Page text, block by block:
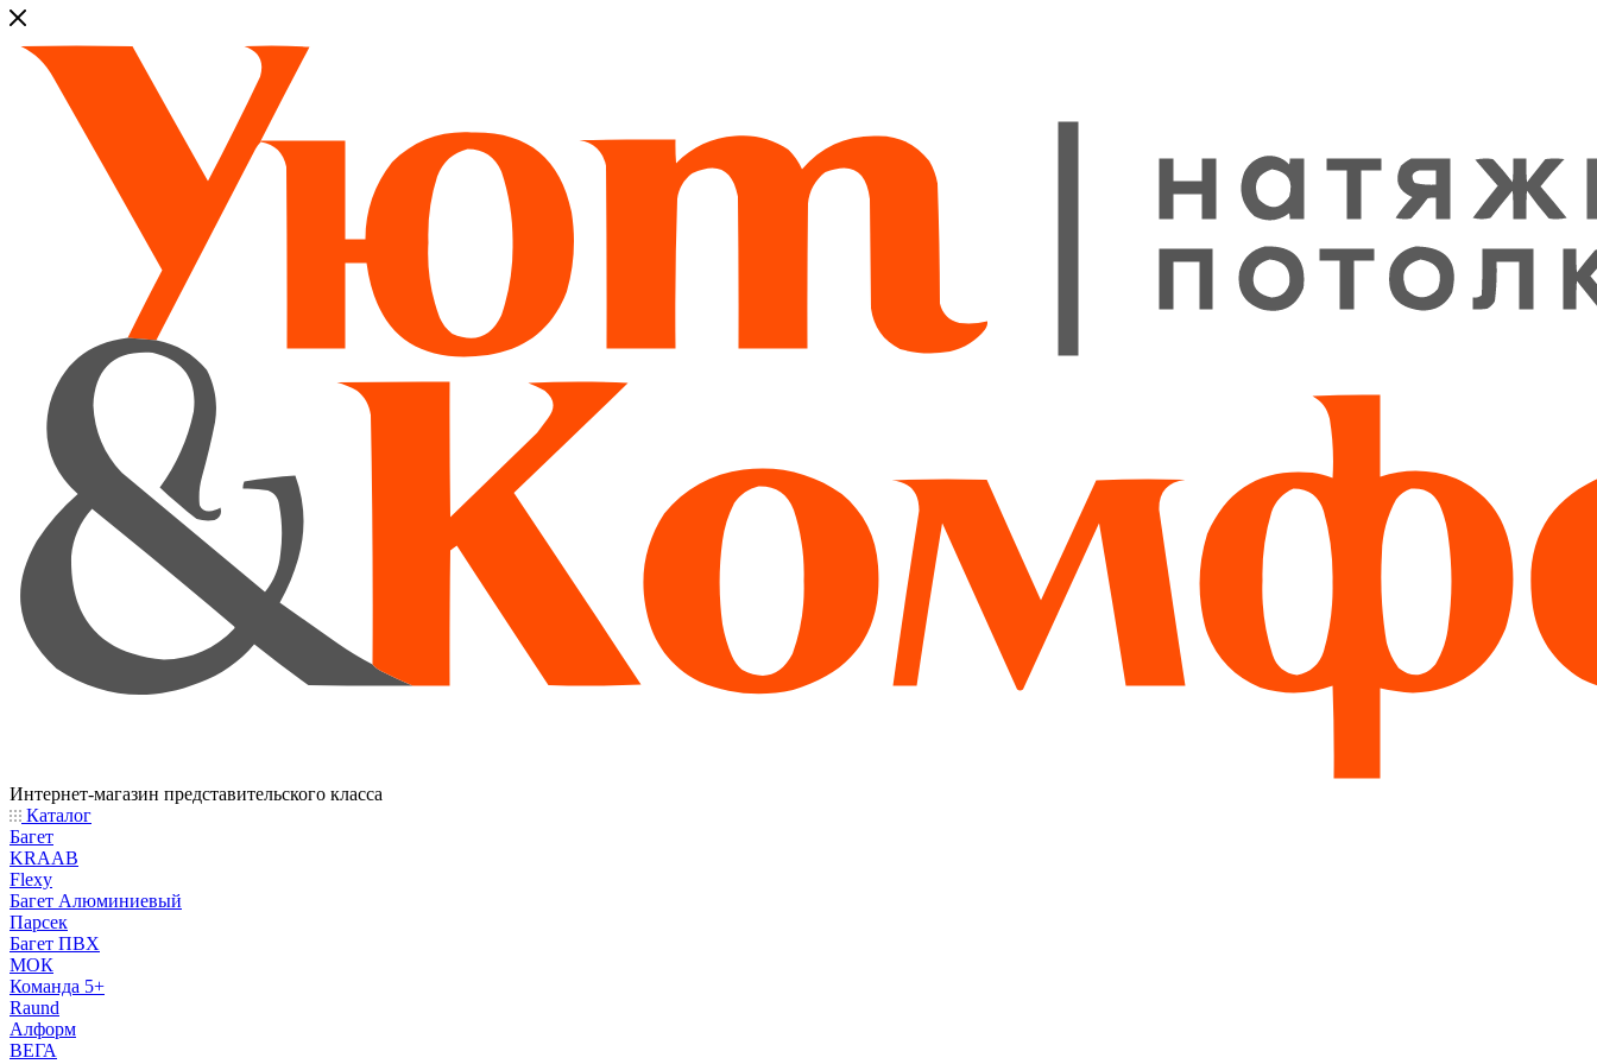
Интернет-магазин представительского класса
Каталог
Багет
KRAAB
Flexy
Багет Алюминиевый
Парсек
Багет ПВХ
МОК
Команда 5+
Raund
Алформ
ВЕГА